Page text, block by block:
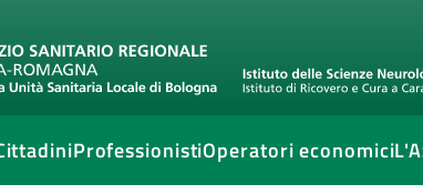
ProfessionistiOperatori economici